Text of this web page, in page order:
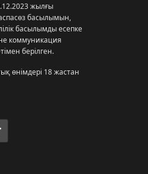
жылғы
басылымын,
басылымды есепке
коммуникация
берілген.
өнімдері 18 жастан